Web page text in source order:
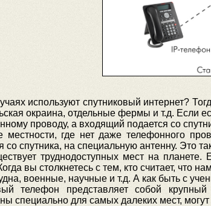
используют спутниковый интернет?
окраина, отдельные фермы и т.д. Если
проводу, а входящий подается со
местности, где нет даже телефонного
со спутника, на специальную антенну. Это
труднодоступных мест на
вы столкнетесь с тем, кто считает, что
военные, научные и т.д. А как быть с
телефон представляет собой
специально для самых далеких мест,